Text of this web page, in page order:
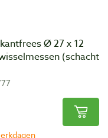
Ø 27 x 12
(schacht